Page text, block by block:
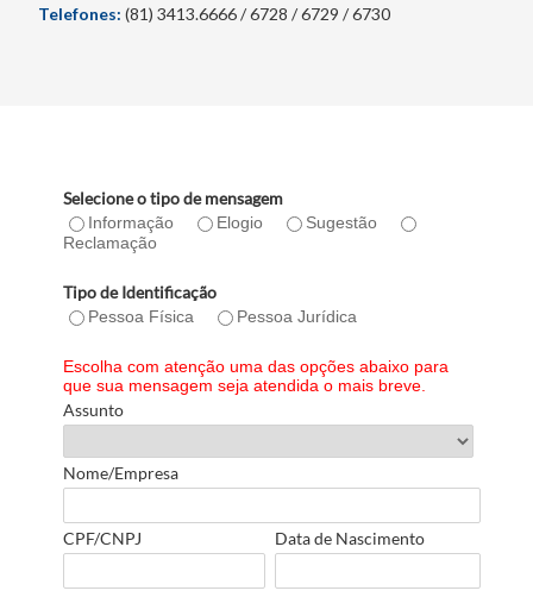
Telefones: (81) 3413.6666 / 6728 / 6729 / 6730